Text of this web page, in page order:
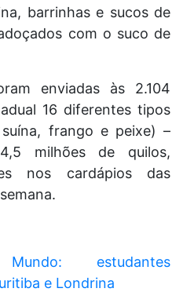
barrinhas e sucos de
com o suco de
enviadas às 2.104
16 diferentes tipos
frango e peixe) –
4,5 milhões de quilos,
nos cardápios das
estudantes
e Londrina